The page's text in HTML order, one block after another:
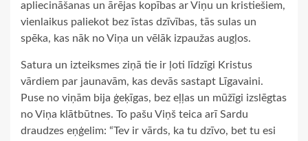
apliecināšanas un ārējas kopības ar Viņu un kristiešiem,
vienlaikus paliekot bez īstas dzīvības, tās sulas un
spēka, kas nāk no Viņa un vēlāk izpaužas augļos.
Satura un izteiksmes ziņā tie ir ļoti līdzīgi Kristus
vārdiem par jaunavām, kas devās sastapt Līgavaini.
Puse no viņām bija ģeķīgas, bez eļļas un mūžīgi izslēgtas
no Viņa klātbūtnes. To pašu Viņš teica arī Sardu
draudzes eņģelim: “Tev ir vārds, ka tu dzīvo, bet tu esi